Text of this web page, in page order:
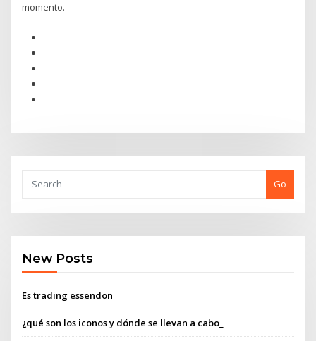
momento.
Go
New Posts
Es trading essendon
¿qué son los iconos y dónde se llevan a cabo_